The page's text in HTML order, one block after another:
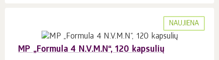
NAUJIENA
MP „Formula 4 N.V.M.N“, 120 kapsulių